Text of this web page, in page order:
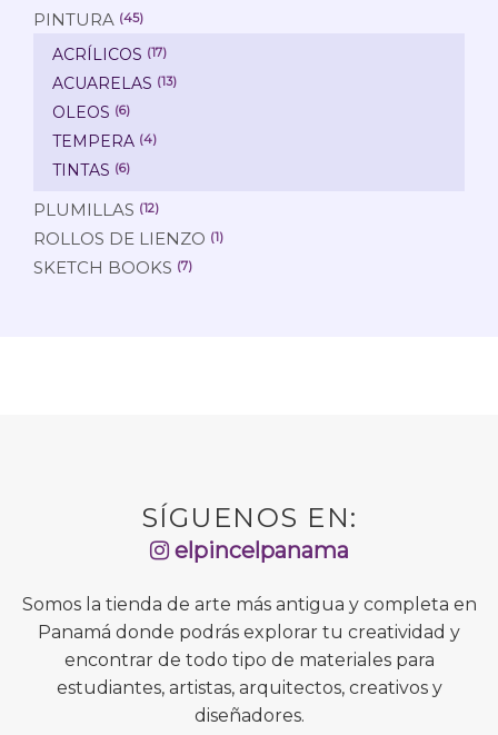
PINTURA (45)
ACRÍLICOS (17)
ACUARELAS (13)
OLEOS (6)
TEMPERA (4)
TINTAS (6)
PLUMILLAS (12)
ROLLOS DE LIENZO (1)
SKETCH BOOKS (7)
SÍGUENOS EN:
elpincelpanama
Somos la tienda de arte más antigua y completa en
Panamá donde podrás explorar tu creatividad y
encontrar de todo tipo de materiales para
estudiantes, artistas, arquitectos, creativos y
diseñadores.